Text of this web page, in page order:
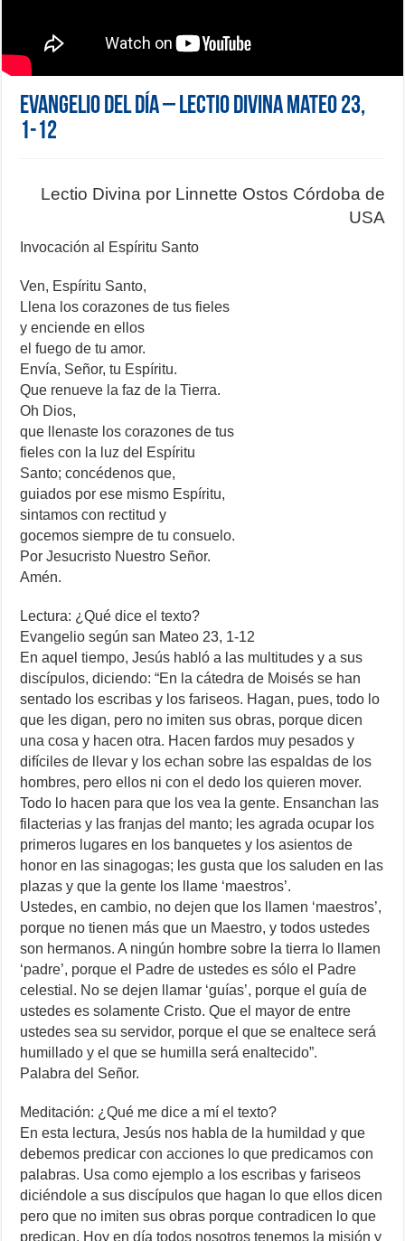
Evangelio del día – Lectio Divina Mateo 23,
1-12
Lectio Divina por Linnette Ostos Córdoba de
USA
Invocación al Espíritu Santo
Ven, Espíritu Santo,
Llena los corazones de tus fieles
y enciende en ellos
el fuego de tu amor.
Envía, Señor, tu Espíritu.
Que renueve la faz de la Tierra.
Oh Dios,
que llenaste los corazones de tus
fieles con la luz del Espíritu
Santo; concédenos que,
guiados por ese mismo Espíritu,
sintamos con rectitud y
gocemos siempre de tu consuelo.
Por Jesucristo Nuestro Señor.
Amén.
Lectura: ¿Qué dice el texto?
Evangelio según san Mateo 23, 1-12
En aquel tiempo, Jesús habló a las multitudes y a sus
discípulos, diciendo: “En la cátedra de Moisés se han
sentado los escribas y los fariseos. Hagan, pues, todo lo
que les digan, pero no imiten sus obras, porque dicen
una cosa y hacen otra. Hacen fardos muy pesados y
difíciles de llevar y los echan sobre las espaldas de los
hombres, pero ellos ni con el dedo los quieren mover.
Todo lo hacen para que los vea la gente. Ensanchan las
filacterias y las franjas del manto; les agrada ocupar los
primeros lugares en los banquetes y los asientos de
honor en las sinagogas; les gusta que los saluden en las
plazas y que la gente los llame ‘maestros’.
Ustedes, en cambio, no dejen que los llamen ‘maestros’,
porque no tienen más que un Maestro, y todos ustedes
son hermanos. A ningún hombre sobre la tierra lo llamen
‘padre’, porque el Padre de ustedes es sólo el Padre
celestial. No se dejen llamar ‘guías’, porque el guía de
ustedes es solamente Cristo. Que el mayor de entre
ustedes sea su servidor, porque el que se enaltece será
humillado y el que se humilla será enaltecido”.
Palabra del Señor.
Meditación: ¿Qué me dice a mí el texto?
En esta lectura, Jesús nos habla de la humildad y que
debemos predicar con acciones lo que predicamos con
palabras. Usa como ejemplo a los escribas y fariseos
diciéndole a sus discípulos que hagan lo que ellos dicen
pero que no imiten sus obras porque contradicen lo que
predican. Hoy en día todos nosotros tenemos la misión y